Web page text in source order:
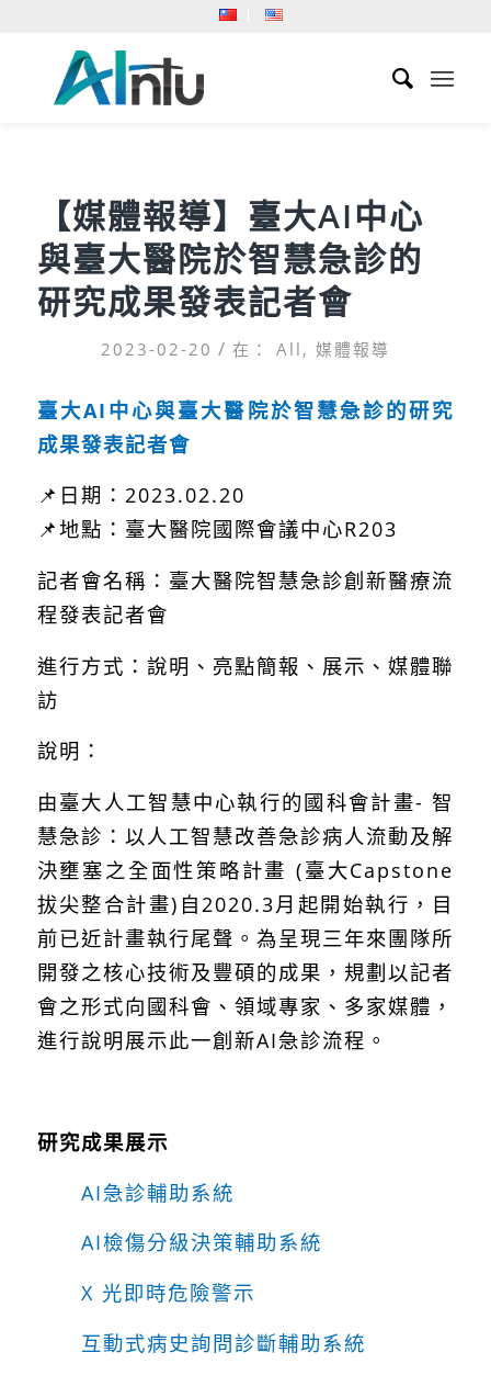
【媒體報導】臺大AI中心
與臺大醫院於智慧急診的
研究成果發表記者會
2023-02-20 / 在： All , 媒體報導
臺大AI中心與臺大醫院於智慧急診的研究
成果發表記者會
📌日期：2023.02.20
📌地點：臺大醫院國際會議中心R203
記者會名稱：臺大醫院智慧急診創新醫療流
程發表記者會
進行方式：說明、亮點簡報、展示、媒體聯
訪
說明：
由臺大人工智慧中心執行的國科會計畫- 智
慧急診：以人工智慧改善急診病人流動及解
決壅塞之全面性策略計畫 (臺大Capstone
拔尖整合計畫)自2020.3月起開始執行，目
前已近計畫執行尾聲。為呈現三年來團隊所
開發之核心技術及豐碩的成果，規劃以記者
會之形式向國科會、領域專家、多家媒體，
進行說明展示此一創新AI急診流程。
研究成果展示
AI急診輔助系統
AI檢傷分級決策輔助系統
X 光即時危險警示
互動式病史詢問診斷輔助系統